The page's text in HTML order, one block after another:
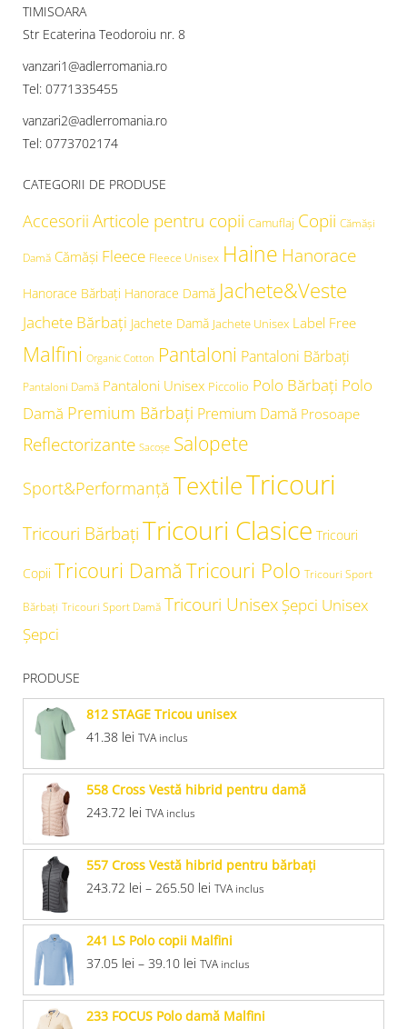
TIMISOARA
Str Ecaterina Teodoroiu nr. 8
vanzari1@adlerromania.ro
Tel: 0771335455
vanzari2@adlerromania.ro
Tel: 0773702174
CATEGORII DE PRODUSE
Accesorii Articole pentru copii Camuflaj Copii Cămăşi
Damă Cămăși Fleece Fleece Unisex Haine Hanorace
Hanorace Bărbați Hanorace Damă Jachete&Veste
Jachete Bărbați Jachete Damă Jachete Unisex Label Free
Malfini Organic Cotton Pantaloni Pantaloni Bărbați
Pantaloni Damă Pantaloni Unisex Piccolio Polo Bărbați Polo
Damă Premium Bărbați Premium Damă Prosoape
Reflectorizante Sacoșe Salopete
Sport&Performanță TextileTricouri
Tricouri BărbațiTricouri Clasice Tricouri
Copii Tricouri Damă Tricouri Polo Tricouri Sport
Bărbați Tricouri Sport Damă Tricouri Unisex Şepci Unisex
Șepci
PRODUSE
812 STAGE Tricou unisex
41.38 lei TVA inclus
558 Cross Vestă hibrid pentru damă
243.72 lei TVA inclus
557 Cross Vestă hibrid pentru bărbaţi
243.72 lei – 265.50 lei TVA inclus
241 LS Polo copii Malfini
37.05 lei – 39.10 lei TVA inclus
233 FOCUS Polo damă Malfini